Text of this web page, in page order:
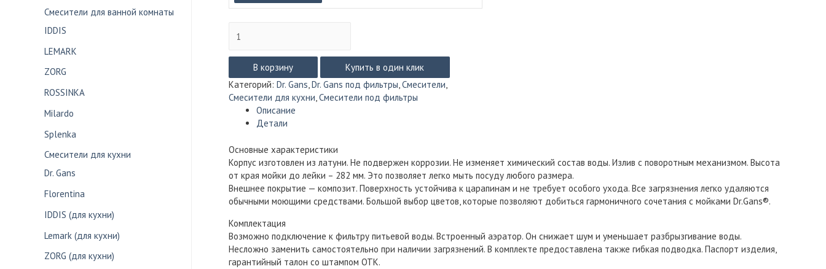
Смесители для ванной комнаты
IDDIS
LEMARK
ZORG
ROSSINKA
Milardo
Splenka
Смесители для кухни
Dr. Gans
Florentina
IDDIS (для кухни)
Lemark (для кухни)
ZORG (для кухни)
товара
Смеситель
кухни
Dr.
фильтр
Акцент
(в
цветах)
В корзину
Купить в один клик
Категорий: Dr. Gans Dr. Gans под фильтры Смесители
Смесители для кухни Смесители под фильтры
Описание
Детали
Основные характеристики
Корпус изготовлен из латуни. Не подвержен коррозии. Не изменяет химический состав воды. Излив с поворотным механизмом. Высота
от края мойки до лейки – 282 мм. Это позволяет легко мыть посуду любого размера.
Внешнее покрытие — композит. Поверхность устойчива к царапинам и не требует особого ухода. Все загрязнения легко удаляются
обычными моющими средствами. Большой выбор цветов, которые позволяют добиться гармоничного сочетания с мойками Dr.Gans®.
Комплектация
Возможно подключение к фильтру питьевой воды. Встроенный аэратор. Он снижает шум и уменьшает разбрызгивание воды.
Несложно заменить самостоятельно при наличии загрязнений. В комплекте предоставлена также гибкая подводка. Паспорт изделия,
гарантийный талон со штампом ОТК.